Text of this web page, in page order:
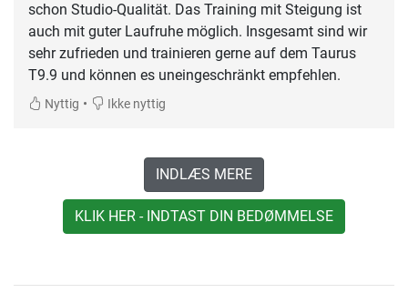
schon Studio-Qualität. Das Training mit Steigung ist
auch mit guter Laufruhe möglich. Insgesamt sind wir
sehr zufrieden und trainieren gerne auf dem Taurus
T9.9 und können es uneingeschränkt empfehlen.
Nyttig • Ikke nyttig
INDLÆS MERE
KLIK HER - INDTAST DIN BEDØMMELSE